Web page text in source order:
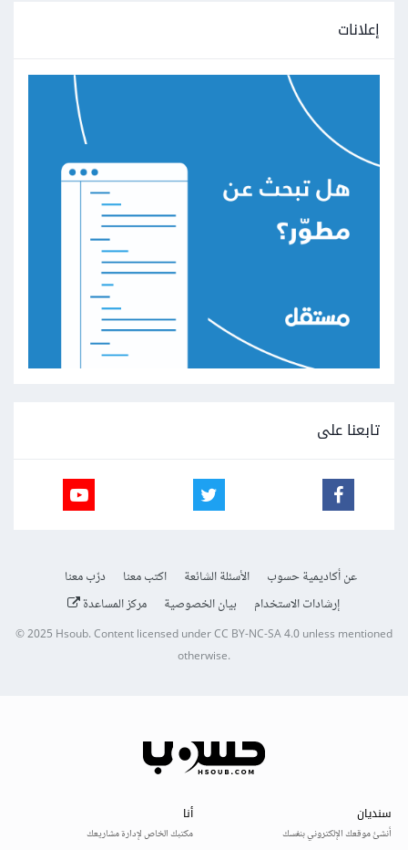
إعلانات
تابعنا على
عن أكاديمية حسوب الأسئلة الشائعة اكتب معنا
درّب معنا
إرشادات الاستخدام
بيان الخصوصية مركز المساعدة
© 2025Hsoub.Content licensed underCC BY-NC-SA 4.0unless mentioned
otherwise.